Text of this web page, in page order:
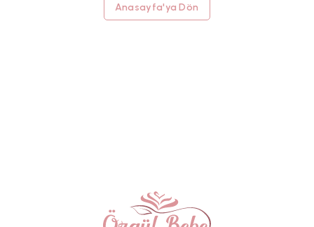
Anasayfa'ya Dön